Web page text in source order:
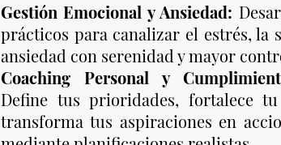
Gestión Emocional y Ansiedad:
prácticos para canalizar el estrés, la
ansiedad con serenidad y mayor
Coaching Personal y
Define tus prioridades, fortalece
transforma tus aspiraciones en